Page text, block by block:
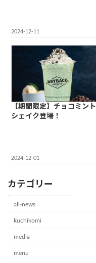
2024-12-11
【期間限定】チョコミント
シェイク登場！
2024-12-01
カテゴリー
all-news
kuchikomi
media
menu